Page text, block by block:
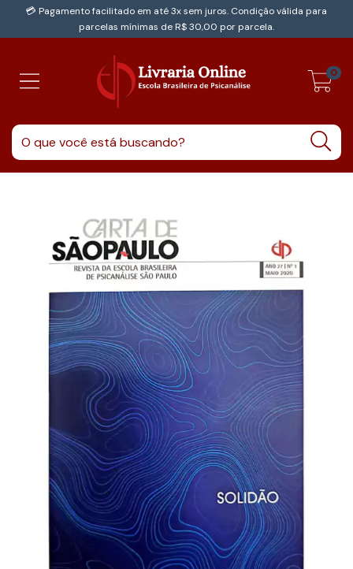
💳 Pagamento facilitado em até 3x sem juros. Condição válida para
parcelas mínimas de R$ 30,00 por parcela.
0